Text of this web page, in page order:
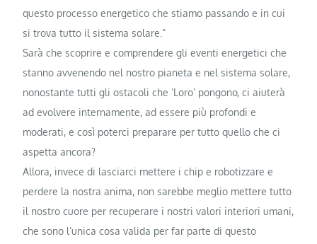
questo processo energetico che stiamo passando e in cui
si trova tutto il sistema solare.”
Sarà che scoprire e comprendere gli eventi energetici che
stanno avvenendo nel nostro pianeta e nel sistema solare,
nonostante tutti gli ostacoli che ‘Loro’ pongono, ci aiuterà
ad evolvere internamente, ad essere più profondi e
moderati, e così poterci preparare per tutto quello che ci
aspetta ancora?
Allora, invece di lasciarci mettere i chip e robotizzare e
perdere la nostra anima, non sarebbe meglio mettere tutto
il nostro cuore per recuperare i nostri valori interiori umani,
che sono l’unica cosa valida per far parte di questo